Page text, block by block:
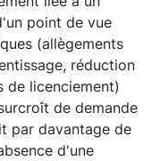
point de vue
(allègements
réduction
de licenciement)
de demande
par davantage de
d'une